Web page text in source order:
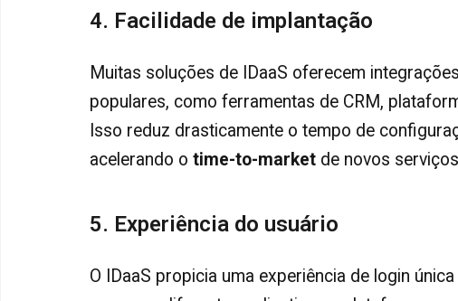
4. Facilidade de implantação
Muitas soluções de IDaaS oferecem
populares, como ferramentas de CRM,
Isso reduz drasticamente o tempo de
acelerando o time-to-market de novos
5. Experiência do usuário
O IDaaS propicia uma experiência de login única